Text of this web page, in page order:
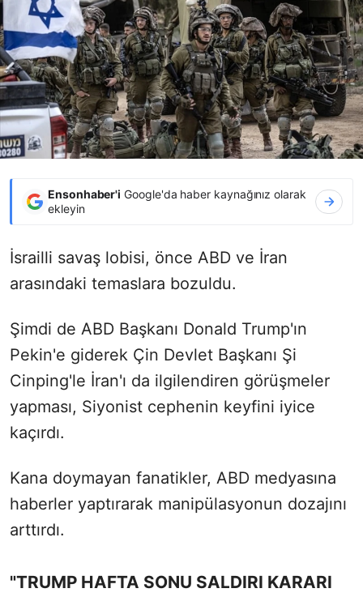
Ensonhaber'i Google'da haber kaynağınız olarak
ekleyin
İsrailli savaş lobisi, önce ABD ve İran
arasındaki temaslara bozuldu.
Şimdi de ABD Başkanı Donald Trump'ın
Pekin'e giderek Çin Devlet Başkanı Şi
Cinping'le İran'ı da ilgilendiren görüşmeler
yapması, Siyonist cephenin keyfini iyice
kaçırdı.
Kana doymayan fanatikler, ABD medyasına
haberler yaptırarak manipülasyonun dozajını
arttırdı.
"TRUMP HAFTA SONU SALDIRI KARARI